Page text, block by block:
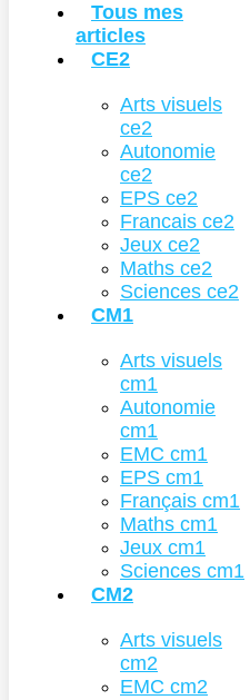
Tous mes
articles
CE2
Arts visuels
ce2
Autonomie
ce2
EPS ce2
Francais ce2
Jeux ce2
Maths ce2
Sciences ce2
CM1
Arts visuels
cm1
Autonomie
cm1
EMC cm1
EPS cm1
Français cm1
Maths cm1
Jeux cm1
Sciences cm1
CM2
Arts visuels
cm2
EMC cm2